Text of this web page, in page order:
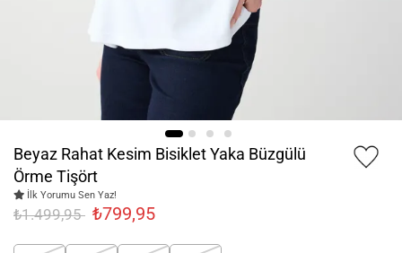
Beyaz Rahat Kesim Bisiklet Yaka Büzgülü
Örme Tişört
İlk Yorumu Sen Yaz!
₺1.499,95 ₺799,95